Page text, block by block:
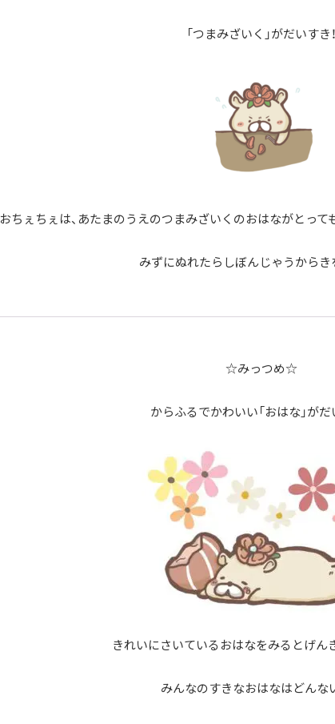
「つまみざいく」がだいすき！
おちぇちぇは、あたまのうえのつまみざいくのおはながとっ
みずにぬれたらしぼんじゃうからき
☆みっつめ☆
からふるでかわいい「おはな」がだ
きれいにさいているおはなをみるとげ
みんなのすきなおはなはどんな